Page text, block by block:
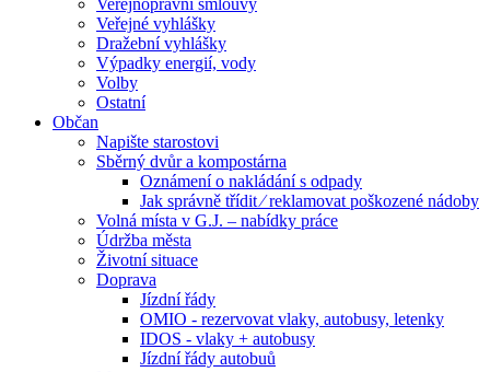
Veřejnoprávní smlouvy
Veřejné vyhlášky
Dražební vyhlášky
Výpadky energií, vody
Volby
Ostatní
Občan
Napište starostovi
Sběrný dvůr a kompostárna
Oznámení o nakládání s odpady
Jak správně třídit ⁄ reklamovat poškozené nádoby
Volná místa v G.J. – nabídky práce
Údržba města
Životní situace
Doprava
Jízdní řády
OMIO - rezervovat vlaky, autobusy, letenky
IDOS - vlaky + autobusy
Jízdní řády autobuů